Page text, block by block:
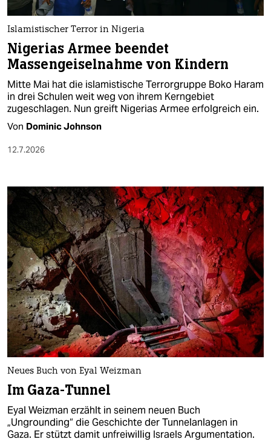
Islamistischer Terror in Nigeria
Nigerias Armee beendet
Massengeiselnahme von Kindern
Mitte Mai hat die islamistische Terrorgruppe Boko Haram
in drei Schulen weit weg von ihrem Kerngebiet
zugeschlagen. Nun greift Nigerias Armee erfolgreich ein.
Von Dominic Johnson
12.7.2026
Neues Buch von Eyal Weizman
Im Gaza-Tunnel
Eyal Weizman erzählt in seinem neuen Buch
„Ungrounding“ die Geschichte der Tunnelanlagen in
Gaza. Er stützt damit unfreiwillig Israels Argumentation.